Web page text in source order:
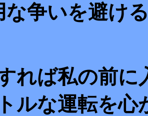
な争いを避け
れば私の前
ルな運転を